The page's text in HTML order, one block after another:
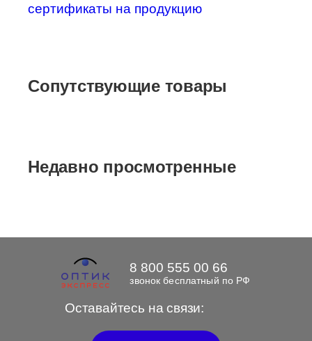
сертификаты на продукцию
Сопутствующие товары
Недавно просмотренные
Оставайтесь на связи:
8 800 555 00 66
звонок бесплатный по РФ